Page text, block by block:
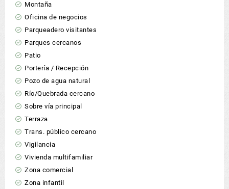
Montaña
Oficina de negocios
Parqueadero visitantes
Parques cercanos
Patio
Portería / Recepción
Pozo de agua natural
Río/Quebrada cercano
Sobre vía principal
Terraza
Trans. público cercano
Vigilancia
Vivienda multifamiliar
Zona comercial
Zona infantil